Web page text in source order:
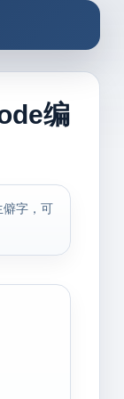
编
僻字，可